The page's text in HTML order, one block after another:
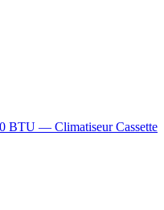
BTU — Climatiseur Cassette